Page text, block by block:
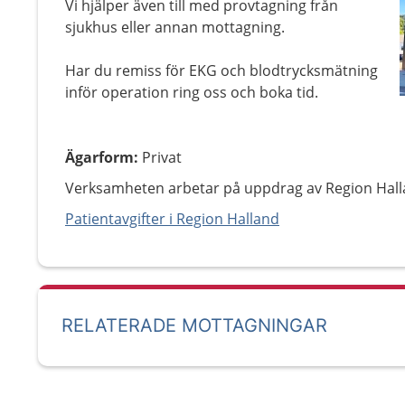
Vi hjälper även till med provtagning från
sjukhus eller annan mottagning.
Har du remiss för EKG och blodtrycksmätning
inför operation ring oss och boka tid.
Ägarform: Privat
Verksamheten arbetar på uppdrag av Region
Patientavgifter i Region Halland
RELATERADE MOTTAGNINGAR